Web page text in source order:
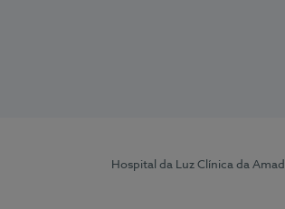
Hospital da Luz Clínica da